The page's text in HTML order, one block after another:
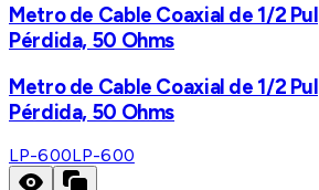
Metro de Cable Coaxial de 1/2
Pérdida, 50 Ohms
Metro de Cable Coaxial de 1/2
Pérdida, 50 Ohms
LP-600LP-600